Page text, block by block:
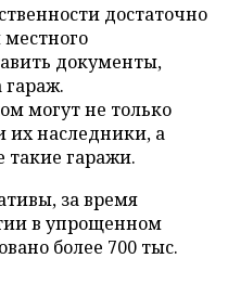
достаточно
документы,
могут не только
наследники, а
гаражи.
за время
в упрощенном
более 700 тыс.